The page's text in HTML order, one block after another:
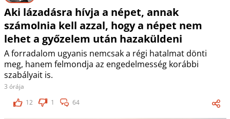
Aki lázadásra hívja a népet, annak
számolnia kell azzal, hogy a népet nem
lehet a győzelem után hazaküldeni
A forradalom ugyanis nemcsak a régi hatalmat dönti
meg, hanem felmondja az engedelmesség korábbi
szabályait is.
3 órája
12
1 64